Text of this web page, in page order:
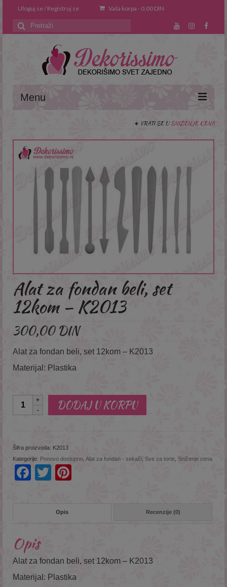
Uloguj se / Registruj se Vaša korpa - 0,00 DIN
Search
for:
Menu
O nama
Saveti i trikovi
VRATI SE USNIŽENJE CENA
Alat za fondan beli, set
12kom – K2013
300,00 DIN
Alat za fondan beli, set 12kom – K2013
Materijal: Plastika
Količina DODAJ U KORPU
Šifra proizvoda: K2013
Kategorije: Ponovo dostupno Alat za fondan - sekači Sve za torte Sniženje cena
Facebook
Twitter
Opis Recenzije (0)
Opis
Alat za fondan beli, set 12kom – K2013
Materijal: Plastika